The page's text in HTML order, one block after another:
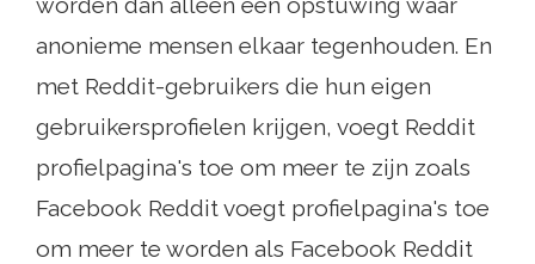
anonieme mensen elkaar tegenhouden. En
met Reddit-gebruikers die hun eigen
gebruikersprofielen krijgen, voegt Reddit
profielpagina's toe om meer te zijn zoals
Facebook Reddit voegt profielpagina's toe
om meer te worden als Facebook Reddit